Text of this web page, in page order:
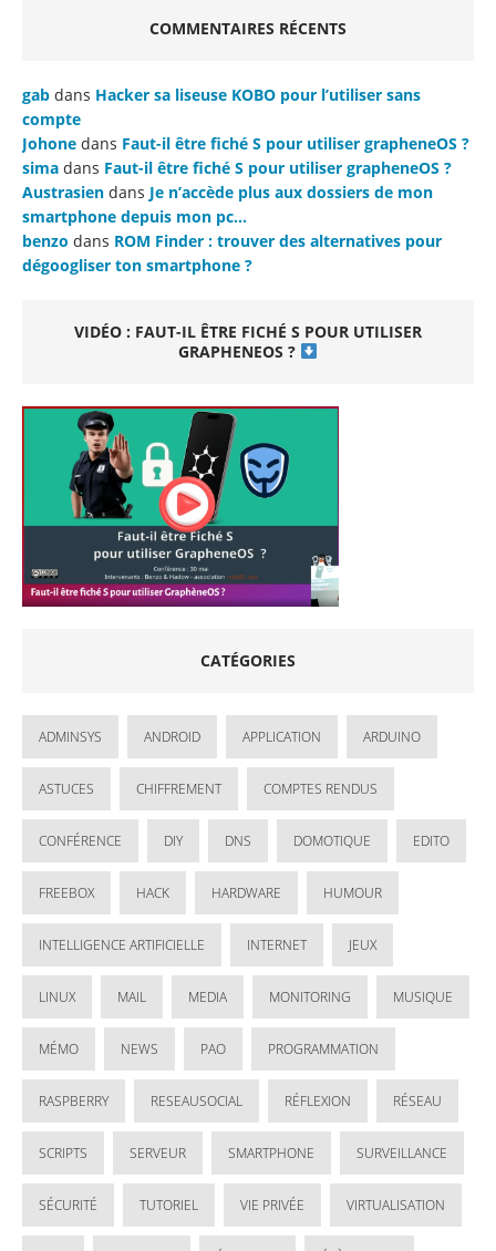
COMMENTAIRES RÉCENTS
gab dans Hacker sa liseuse KOBO pour l’utiliser sans
compte
Johone dans Faut-il être fiché S pour utiliser grapheneOS ?
sima dans Faut-il être fiché S pour utiliser grapheneOS ?
Austrasien dans Je n’accède plus aux dossiers de mon
smartphone depuis mon pc…
benzo dans ROM Finder : trouver des alternatives pour
dégoogliser ton smartphone ?
VIDÉO : FAUT-IL ÊTRE FICHÉ S POUR UTILISER
GRAPHENEOS ?
CATÉGORIES
ADMINSYS ANDROID APPLICATION ARDUINO
ASTUCES CHIFFREMENT COMPTES RENDUS
CONFÉRENCE DIY DNS DOMOTIQUE EDITO
FREEBOX HACK HARDWARE HUMOUR
INTELLIGENCE ARTIFICIELLE INTERNET JEUX
LINUX MAIL MEDIA MONITORING MUSIQUE
MÉMO NEWS PAO PROGRAMMATION
RASPBERRY RESEAUSOCIAL RÉFLEXION RÉSEAU
SCRIPTS SERVEUR SMARTPHONE SURVEILLANCE
SÉCURITÉ TUTORIEL VIE PRIVÉE VIRTUALISATION